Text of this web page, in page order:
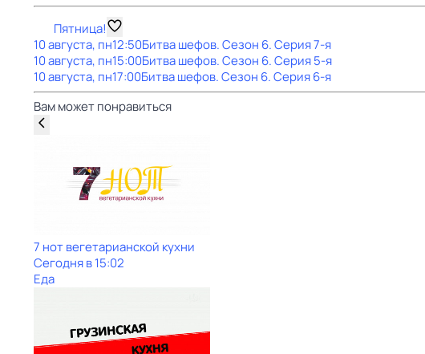
Пятница!
10 августа, пн12:50Битва шефов. Сезон 6. Серия 7-я
10 августа, пн15:00Битва шефов. Сезон 6. Серия 5-я
10 августа, пн17:00Битва шефов. Сезон 6. Серия 6-я
Вам может понравиться
7 нот вегетарианской кухни
Сегодня в 15:02
Еда